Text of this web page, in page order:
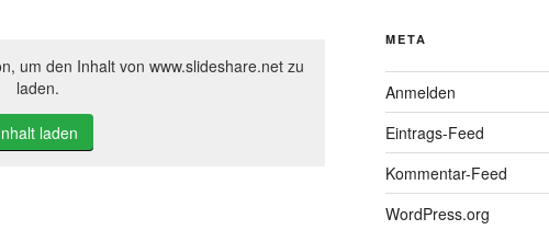
um den Inhalt von www.slideshare.net zu
laden.
laden
META
Anmelden
Eintrags-Feed
Kommentar-Feed
WordPress.org